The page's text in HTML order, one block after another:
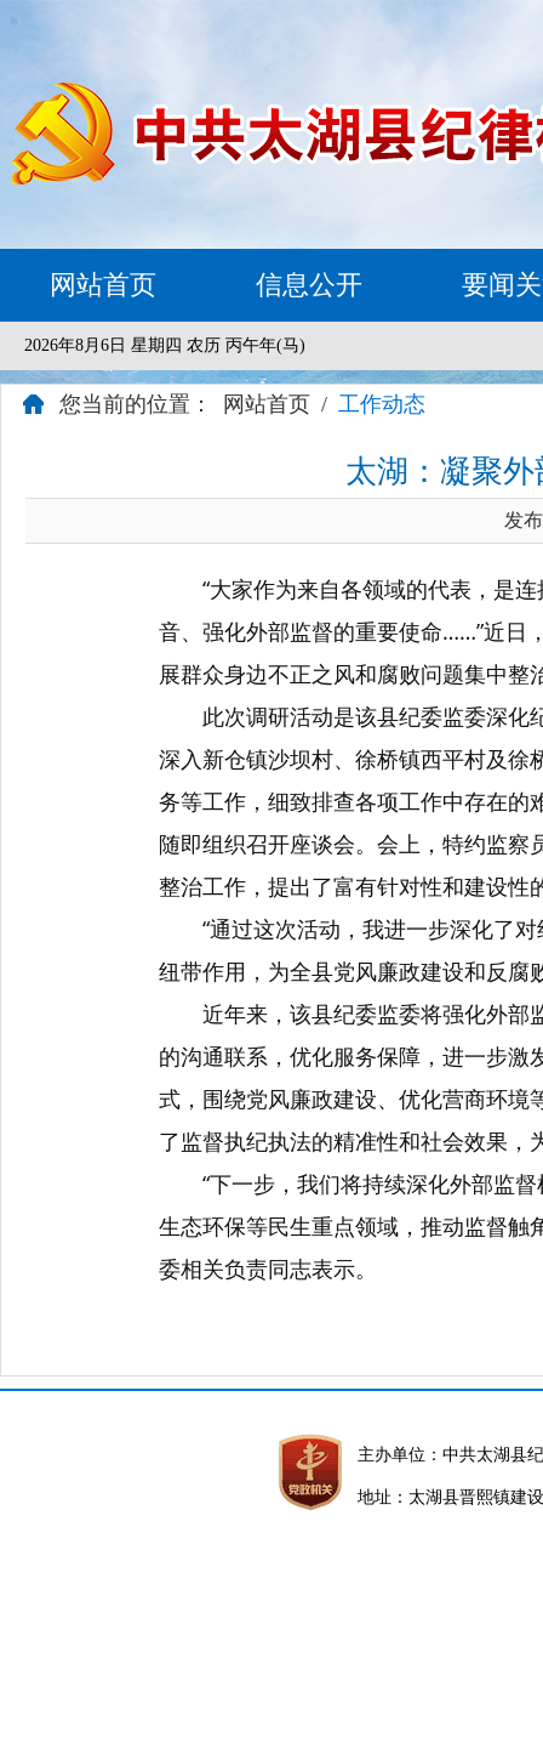
网站首页 信息公开 要闻
2026年8月6日 星期四 农历 丙午年(马)
您当前的位置： 网站首页 / 工作动态
太湖：凝聚
发
“大家作为来自各领域的代表，是
音、强化外部监督的重要使命……”近日
展群众身边不正之风和腐败问题集中整
此次调研活动是该县纪委监委深
深入新仓镇沙坝村、徐桥镇西平村及徐
务等工作，细致排查各项工作中存在
随即组织召开座谈会。会上，特约监
整治工作，提出了富有针对性和建设性
“通过这次活动，我进一步深化了
纽带作用，为全县党风廉政建设和反腐
近年来，该县纪委监委将强化外部
的沟通联系，优化服务保障，进一步
式，围绕党风廉政建设、优化营商环
了监督执纪执法的精准性和社会效果
“下一步，我们将持续深化外部监
生态环保等民生重点领域，推动监督触
委相关负责同志表示。
主办单位：中共太湖县
地址：太湖县晋熙镇建